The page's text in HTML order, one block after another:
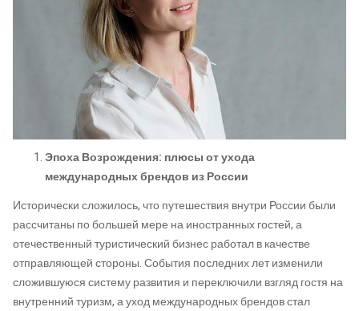
Эпоха Возрождения: плюсы от ухода
международных брендов из России
Исторически сложилось, что путешествия внутри России были
рассчитаны по большей мере на иностранных гостей, а
отечественный туристический бизнес работал в качестве
отправляющей стороны. События последних лет изменили
сложившуюся систему развития и переключили взгляд гостя на
внутренний туризм, а уход международных брендов стал